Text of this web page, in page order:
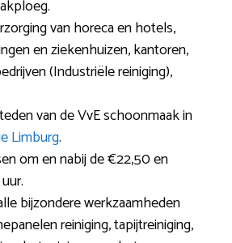
van horeca en hotels,
en ziekenhuizen, kantoren,
(Industriële reiniging),
van de VvE schoonmaak in
Limburg.
om en nabij de €22,50 en
bijzondere werkzaamheden
reiniging, tapijtreiniging,